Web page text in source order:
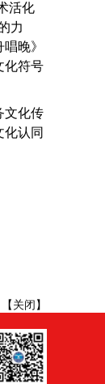
活化
力
晚》
化符号
文化传
认同
【 关闭 】